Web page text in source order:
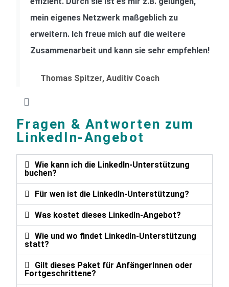
mein eigenes Netzwerk maßgeblich zu
erweitern. Ich freue mich auf die weitere
Zusammenarbeit und kann sie sehr empfehlen!
Thomas Spitzer, Auditiv Coach
Fragen & Antworten zum
LinkedIn-Angebot
Wie kann ich die LinkedIn-Unterstützung
buchen?
Für wen ist die LinkedIn-Unterstützung?
Was kostet dieses LinkedIn-Angebot?
Wie und wo findet LinkedIn-Unterstützung
statt?
Gilt dieses Paket für AnfängerInnen oder
Fortgeschrittene?